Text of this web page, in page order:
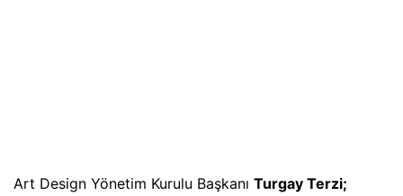
Art Design Yönetim Kurulu Başkanı Turgay Terzi;